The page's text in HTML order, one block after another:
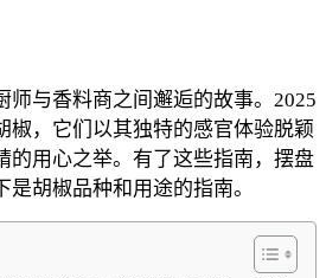
与香料商之间邂逅的故事。2025
椒，它们以其独特的感官体验脱颖
的用心之举。有了这些指南，摆盘
胡椒品种和用途的指南。